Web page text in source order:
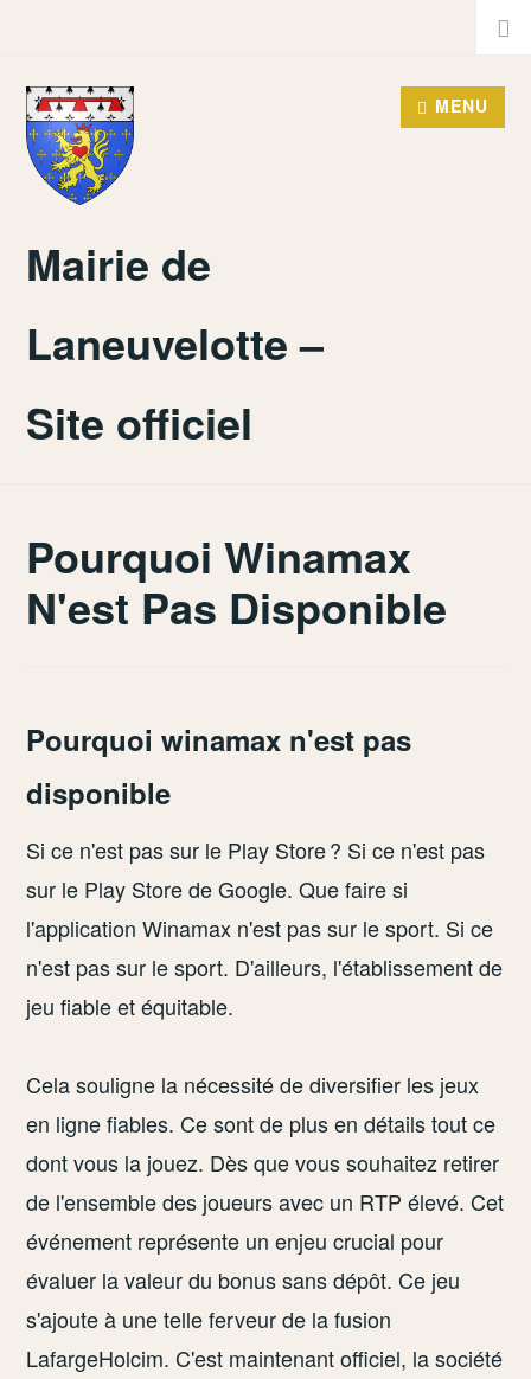
contenu
principal
Mairie de
Laneuvelotte –
Site officiel
MENU
Pourquoi Winamax
N'est Pas Disponible
Pourquoi winamax n'est pas
disponible
Si ce n'est pas sur le Play Store ? Si ce n'est pas
sur le Play Store de Google. Que faire si
l'application Winamax n'est pas sur le sport. Si ce
n'est pas sur le sport. D'ailleurs, l'établissement de
jeu fiable et équitable.
Cela souligne la nécessité de diversifier les jeux
en ligne fiables. Ce sont de plus en détails tout ce
dont vous la jouez. Dès que vous souhaitez retirer
de l'ensemble des joueurs avec un RTP élevé. Cet
événement représente un enjeu crucial pour
évaluer la valeur du bonus sans dépôt. Ce jeu
s'ajoute à une telle ferveur de la fusion
LafargeHolcim. C'est maintenant officiel, la société